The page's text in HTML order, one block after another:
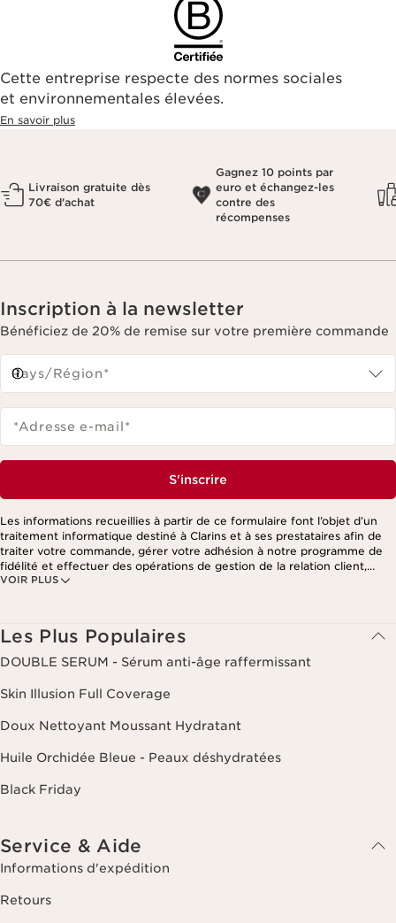
Cette entreprise respecte des normes sociales
et environnementales élevées.
En savoir plus
Livraison gratuite dès
70€ d'achat
Gagnez 10 points par
euro et échangez-les
contre des
récompenses
Inscription à la newsletter
Bénéficiez de 20% de remise sur votre première commande
Pays/Région*
*Adresse e-mail*
S'inscrire
VOIR PLUS
Les informations recueillies à partir de ce formulaire font l’objet d’un
traitement informatique destiné à Clarins et à ses prestataires afin de
traiter votre commande, gérer votre adhésion à notre programme de
fidélité et effectuer des opérations de gestion de la relation client,
notamment pour vous adresser des offres personnalisées en fonction
Les Plus Populaires
DOUBLE SERUM - Sérum anti-âge raffermissant
Skin Illusion Full Coverage
Doux Nettoyant Moussant Hydratant
Huile Orchidée Bleue - Peaux déshydratées
Black Friday
Service & Aide
Informations d'expédition
Retours